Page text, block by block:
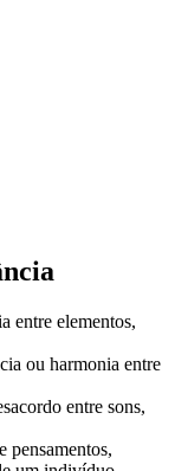
entre elementos,
ou harmonia entre
entre sons,
pensamentos,